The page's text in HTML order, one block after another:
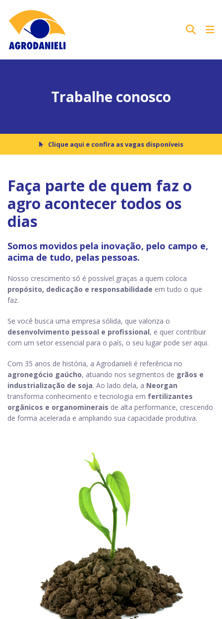
Trabalhe conosco
Clique aqui e confira as vagas disponíveis
Faça parte de quem faz o
agro acontecer todos os
dias
Somos movidos pela inovação, pelo campo e,
acima de tudo, pelas pessoas.
Nosso crescimento só é possível graças a quem coloca
propósito, dedicação e responsabilidade em tudo o que
faz.
Se você busca uma empresa sólida, que valoriza o
desenvolvimento pessoal e profissional, e quer contribuir
com um setor essencial para o país, o seu lugar pode ser aqui.
Com 35 anos de história, a Agrodanieli é referência no
agronegócio gaúcho, atuando nos segmentos de grãos e
industrialização de soja. Ao lado dela, a Neorgan
transforma conhecimento e tecnologia em fertilizantes
orgânicos e organominerais de alta performance, crescendo
de forma acelerada e ampliando sua capacidade produtiva.